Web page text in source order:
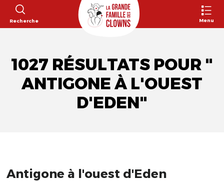
Recherche Menu
1027 RÉSULTATS POUR "​
ANTIGONE À L'OUEST
D'EDEN"
​Antigone à l'ouest d'Eden